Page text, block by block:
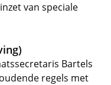
van speciale
Bartels
regels met